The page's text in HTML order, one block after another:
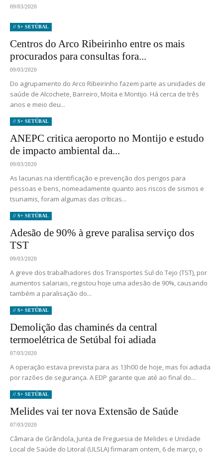
09/03/2020
// S+ SETÚBAL
Centros do Arco Ribeirinho entre os mais
procurados para consultas fora...
09/03/2020
Do agrupamento do Arco Ribeirinho fazem parte as unidades de
saúde de Alcochete, Barreiro, Moita e Montijo. Há cerca de três
anos e meio deu...
// S+ SETÚBAL
ANEPC critica aeroporto no Montijo e estudo
de impacto ambiental da...
09/03/2020
As lacunas na identificação e prevenção dos perigos para
pessoas e bens, nomeadamente quanto aos riscos de sismos e
tsunamis, foram algumas das críticas...
// S+ SETÚBAL
Adesão de 90% à greve paralisa serviço dos
TST
09/03/2020
A greve dos trabalhadores dos Transportes Sul do Tejo (TST), por
aumentos salariais, registou hoje uma adesão de 90%, causando
também a paralisação do...
// S+ SETÚBAL
Demolição das chaminés da central
termoelétrica de Setúbal foi adiada
07/03/2020
A operação estava prevista para as 13h00 de hoje, mas foi adiada
por razões de segurança. A EDP garante que até ao final do...
// S+ SETÚBAL
Melides vai ter nova Extensão de Saúde
07/03/2020
Câmara de Grândola, Junta de Freguesia de Melides e Unidade
Local de Saúde do Litoral (ULSLA) firmaram ontem, 6 de março, o